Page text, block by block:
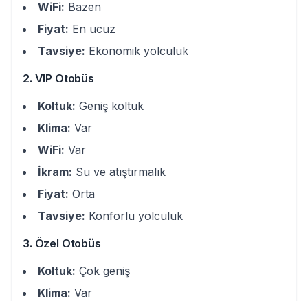
WiFi: Bazen
Fiyat: En ucuz
Tavsiye: Ekonomik yolculuk
2. VIP Otobüs
Koltuk: Geniş koltuk
Klima: Var
WiFi: Var
İkram: Su ve atıştırmalık
Fiyat: Orta
Tavsiye: Konforlu yolculuk
3. Özel Otobüs
Koltuk: Çok geniş
Klima: Var